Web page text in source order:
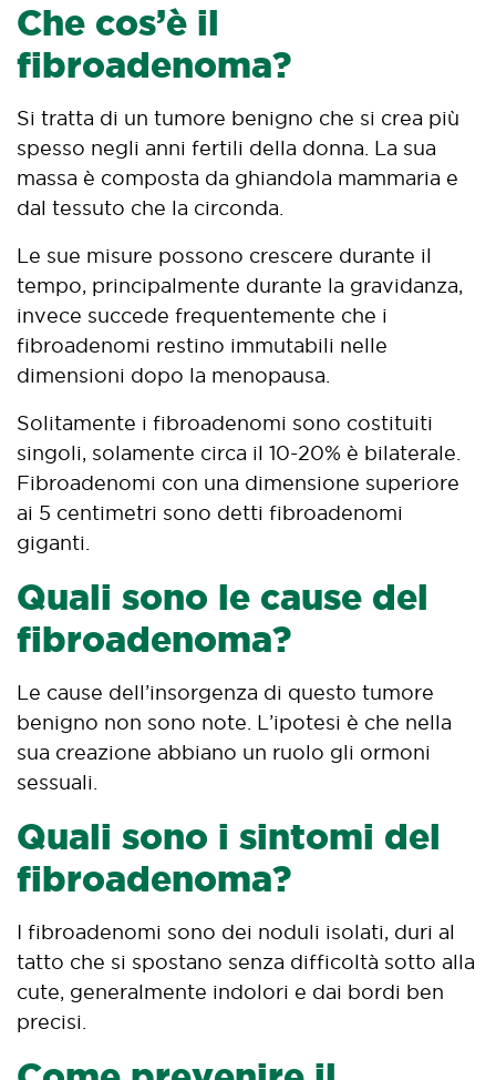
Che cos’è il
fibroadenoma?
Si tratta di un tumore benigno che si crea più
spesso negli anni fertili della donna. La sua
massa è composta da ghiandola mammaria e
dal tessuto che la circonda.
Le sue misure possono crescere durante il
tempo, principalmente durante la gravidanza,
invece succede frequentemente che i
fibroadenomi restino immutabili nelle
dimensioni dopo la menopausa.
Solitamente i fibroadenomi sono costituiti
singoli, solamente circa il 10-20% è bilaterale.
Fibroadenomi con una dimensione superiore
ai 5 centimetri sono detti fibroadenomi
giganti.
Quali sono le cause del
fibroadenoma?
Le cause dell’insorgenza di questo tumore
benigno non sono note. L’ipotesi è che nella
sua creazione abbiano un ruolo gli ormoni
sessuali.
Quali sono i sintomi del
fibroadenoma?
I fibroadenomi sono dei noduli isolati, duri al
tatto che si spostano senza difficoltà sotto alla
cute, generalmente indolori e dai bordi ben
precisi.